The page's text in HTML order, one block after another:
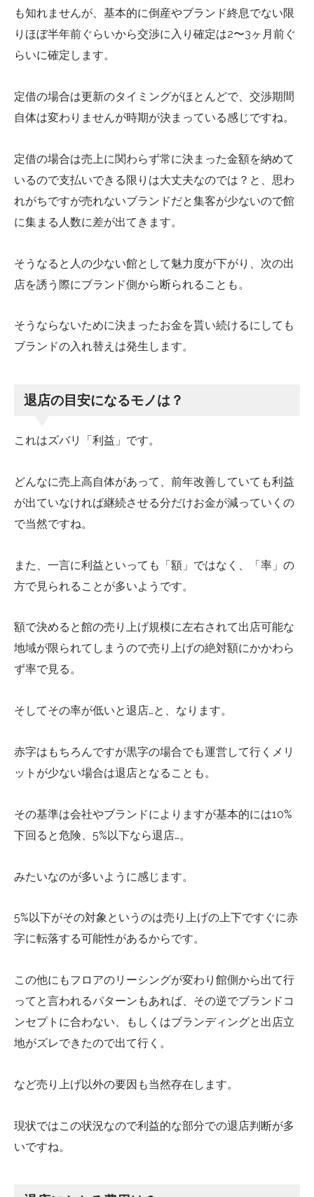
も知れませんが、基本的に倒産やブランド終息でない限
りほぼ半年前ぐらいから交渉に入り確定は2〜3ヶ月前ぐ
らいに確定します。
定借の場合は更新のタイミングがほとんどで、交渉期間
自体は変わりませんが時期が決まっている感じですね。
定借の場合は売上に関わらず常に決まった金額を納めて
いるので支払いできる限りは大丈夫なのでは？と、思わ
れがちですが売れないブランドだと集客が少ないので館
に集まる人数に差が出てきます。
そうなると人の少ない館として魅力度が下がり、次の出
店を誘う際にブランド側から断られることも。
そうならないために決まったお金を貰い続けるにしても
ブランドの入れ替えは発生します。
退店の目安になるモノは？
これはズバリ「利益」です。
どんなに売上高自体があって、前年改善していても利益
が出ていなければ継続させる分だけお金が減っていくの
で当然ですね。
また、一言に利益といっても「額」ではなく、「率」の
方で見られることが多いようです。
額で決めると館の売り上げ規模に左右されて出店可能な
地域が限られてしまうので売り上げの絶対額にかかわら
ず率で見る。
そしてその率が低いと退店…と、なります。
赤字はもちろんですが黒字の場合でも運営して行くメリ
ットが少ない場合は退店となることも。
その基準は会社やブランドによりますが基本的には10%
下回ると危険、5%以下なら退店…。
みたいなのが多いように感じます。
5%以下がその対象というのは売り上げの上下ですぐに赤
字に転落する可能性があるからです。
この他にもフロアのリーシングが変わり館側から出て行
ってと言われるパターンもあれば、その逆でブランドコ
ンセプトに合わない、もしくはブランディングと出店立
地がズレできたので出て行く。
など売り上げ以外の要因も当然存在します。
現状ではこの状況なので利益的な部分での退店判断が多
いですね。